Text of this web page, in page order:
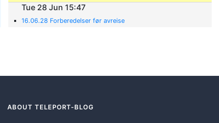
Tue 28 Jun 15:47
16.06.28 Forberedelser før avreise
ABOUT TELEPORT-BLOG